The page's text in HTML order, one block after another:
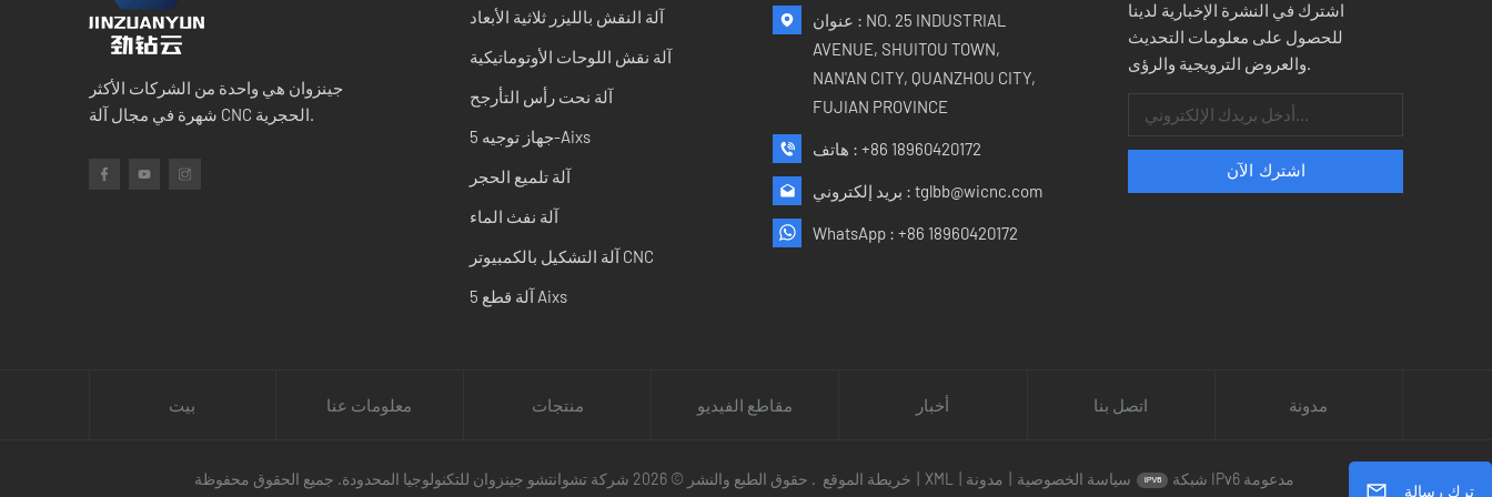
جينزوان هي واحدة من الشركات الأكثر
شهرة في مجال آلة CNC الحجرية.
آلة النقش بالليزر ثلاثية الأبعاد
آلة نقش اللوحات الأوتوماتيكية
آلة نحت رأس التأرجح
جهاز توجيه 5-Aixs
آلة تلميع الحجر
آلة نفث الماء
آلة التشكيل بالكمبيوتر CNC
آلة قطع 5 Aixs
عنوان : NO. 25 INDUSTRIAL
AVENUE, SHUITOU TOWN,
NAN'AN CITY, QUANZHOU CITY,
FUJIAN PROVINCE
هاتف : +86 18960420172
بريد إلكتروني : tglbb@wicnc.com
WhatsApp : +86 18960420172
اشترك في النشرة الإخبارية لدينا
للحصول على معلومات التحديث
والعروض الترويجية والرؤى.
بيت معلومات عنا منتجات مقاطع الفيديو أخبار اتصل بنا مدونة
حقوق الطبع والنشر © 2026 شركة تشوانتشو جينزوان للتكنولوجيا المحدودة. جميع الحقوق محفوظة . خريطة الموقع XML مدونة سياسة الخصوصية شبكة IPv6 مدعومة
ترك رسالة